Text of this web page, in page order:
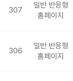
307
일반 반응형
홈페이지
306
일반 반응형
홈페이지